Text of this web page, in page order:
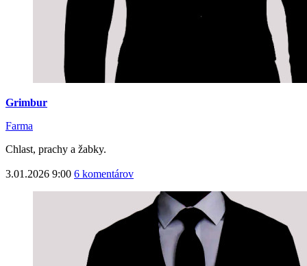
Grimbur
Farma
Chlast, prachy a žabky.
3.01.2026 9:00 6 komentárov